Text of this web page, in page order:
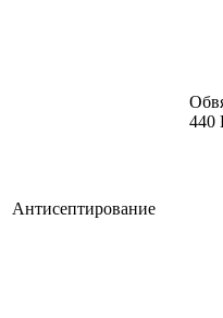
Антисептирование
440